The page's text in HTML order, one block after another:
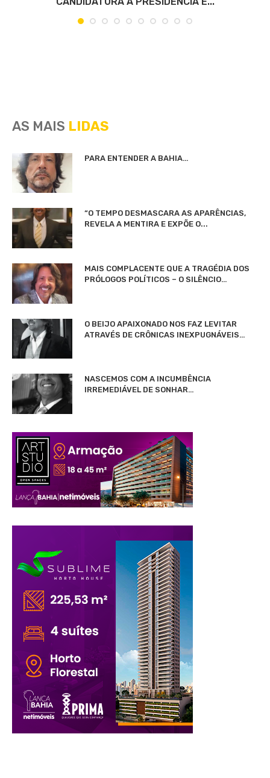
AS MAIS LIDAS
PARA ENTENDER A BAHIA…
“O TEMPO DESMASCARA AS APARÊNCIAS,
REVELA A MENTIRA E EXPÕE O...
MAIS COMPLACENTE QUE A TRAGÉDIA DOS
PRÓLOGOS POLÍTICOS – O SILÊNCIO…
O BEIJO APAIXONADO NOS FAZ LEVITAR
ATRAVÉS DE CRÔNICAS INEXPUGNÁVEIS…
NASCEMOS COM A INCUMBÊNCIA
IRREMEDIÁVEL DE SONHAR…